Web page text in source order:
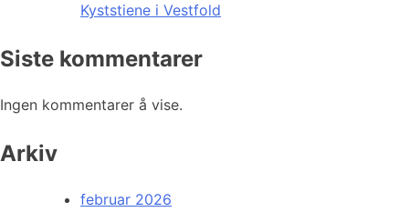
Kyststiene i Vestfold
Siste kommentarer
Ingen kommentarer å vise.
Arkiv
februar 2026